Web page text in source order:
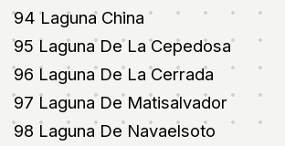
94 Laguna China
95 Laguna De La Cepedosa
96 Laguna De La Cerrada
97 Laguna De Matisalvador
98 Laguna De Navaelsoto